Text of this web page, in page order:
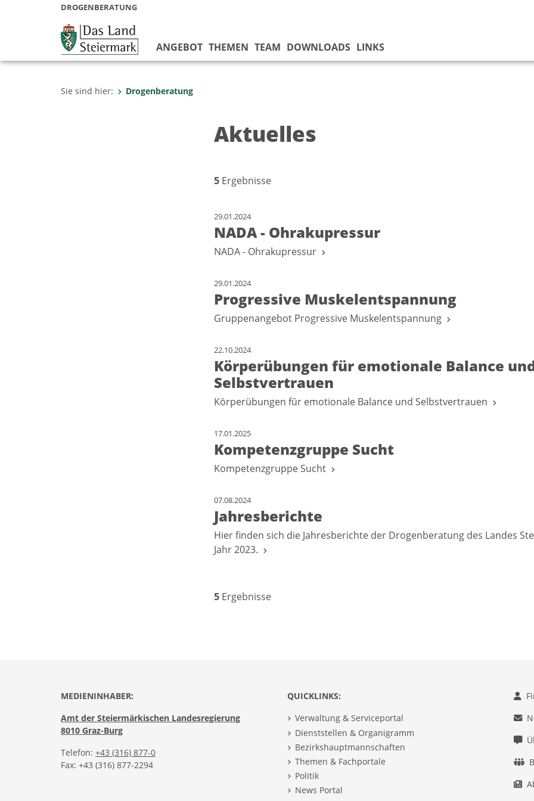
DROGENBERATUNG
ANGEBOT THEMEN TEAM DOWNLOADS LINKS
Sie sind hier: Drogenberatung
Aktuelles
5Ergebnisse
29.01.2024
NADA - Ohrakupressur
NADA - Ohrakupressur
29.01.2024
Progressive Muskelentspannung
Gruppenangebot Progressive Muskelentspannung
22.10.2024
Körperübungen für emotionale Balance
Selbstvertrauen
Körperübungen für emotionale Balance und Selbstvertrauen
17.01.2025
Kompetenzgruppe Sucht
Kompetenzgruppe Sucht
07.08.2024
Jahresberichte
Hier finden sich die Jahresberichte der Drogenberatung des Landes
Jahr 2023.
5Ergebnisse
MEDIENINHABER:
Amt der Steiermärkischen Landesregierung
8010 Graz-Burg
Telefon: +43 (316) 877-0
Fax: +43 (316) 877-2294
QUICKLINKS:
Verwaltung & Serviceportal
Dienststellen & Organigramm
Bezirkshauptmannschaften
Themen & Fachportale
Politik
News Portal